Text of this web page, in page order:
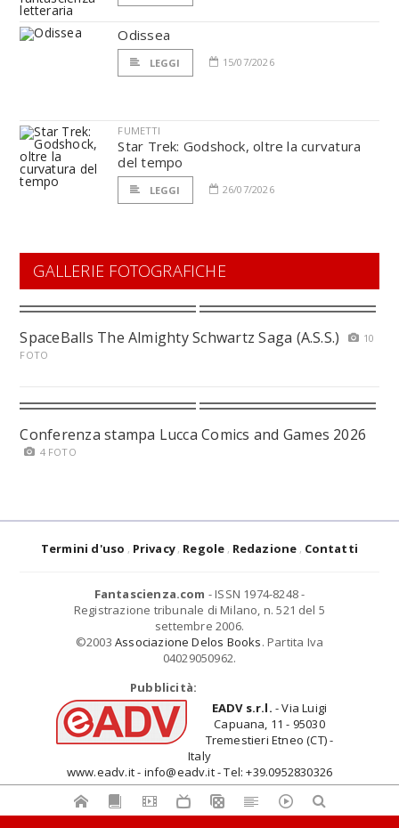
Odissea
LEGGI 15/07/2026
FUMETTI
Star Trek: Godshock, oltre la curvatura
del tempo
LEGGI 26/07/2026
GALLERIE FOTOGRAFICHE
SpaceBalls The Almighty Schwartz Saga (A.S.S.)
10
FOTO
Conferenza stampa Lucca Comics and Games 2026
4 FOTO
Termini d'uso Privacy Regole Redazione Contatti
Fantascienza.com - ISSN 1974-8248 -
Registrazione tribunale di Milano, n. 521 del 5
settembre 2006.
©2003 Associazione Delos Books. Partita Iva
04029050962.
Pubblicità:
EADV s.r.l. - Via Luigi
Capuana, 11 - 95030
Tremestieri Etneo (CT) -
Italy
www.eadv.it - info@eadv.it - Tel: +39.0952830326